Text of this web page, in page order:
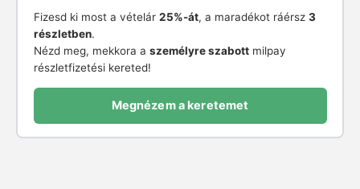
Fizesd ki most a vételár 25%-át, a maradékot ráérsz 3
részletben.
Nézd meg, mekkora a személyre szabottmilpay
részletfizetési kereted!
Megnézem a keretemet